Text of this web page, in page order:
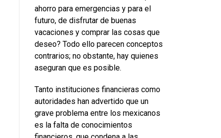
ahorro para emergencias y para el
futuro, de disfrutar de buenas
vacaciones y comprar las cosas que
deseo? Todo ello parecen conceptos
contrarios; no obstante, hay quienes
aseguran que es posible.
Tanto instituciones financieras como
autoridades han advertido que un
grave problema entre los mexicanos
es la falta de conocimientos